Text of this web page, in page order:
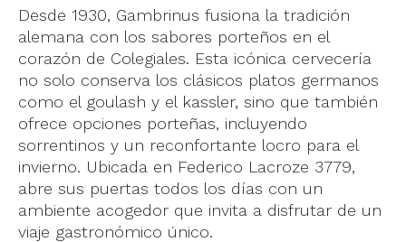
Desde 1930, Gambrinus fusiona la tradición
alemana con los sabores porteños en el
corazón de Colegiales. Esta icónica cervecería
no solo conserva los clásicos platos germanos
como el goulash y el kassler, sino que también
ofrece opciones porteñas, incluyendo
sorrentinos y un reconfortante locro para el
invierno. Ubicada en Federico Lacroze 3779,
abre sus puertas todos los días con un
ambiente acogedor que invita a disfrutar de un
viaje gastronómico único.